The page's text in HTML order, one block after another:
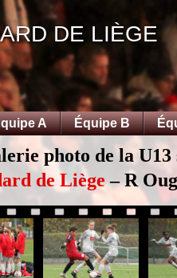
DE LIÈGE
A Équipe B
photo de la U13
de Liège– R